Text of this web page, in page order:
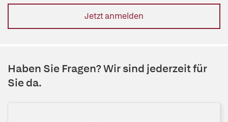
Jetzt anmelden
Haben Sie Fragen? Wir sind jederzeit für
Sie da.